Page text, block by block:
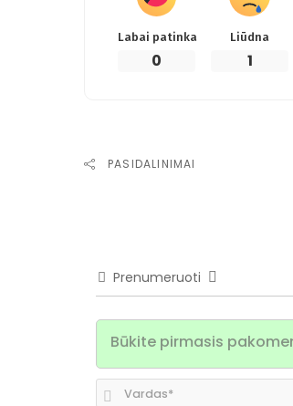
Labai patinka
0
Liūdna
1
PASIDALINIMAI
Prenumeruoti